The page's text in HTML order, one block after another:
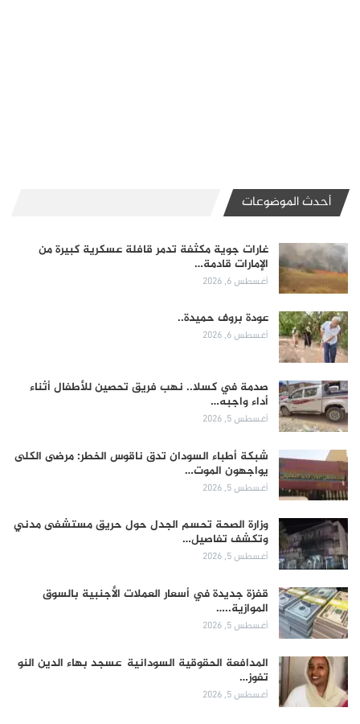
أحدث الموضوعات
غارات جوية مكثفة تدمر قافلة عسكرية كبيرة من
الإمارات قادمة…
أغسطس 6, 2026
عودة بروف حميدة..
أغسطس 6, 2026
صدمة في كسلا.. نهب فريق تحصين للأطفال أثناء
أداء واجبه…
أغسطس 5, 2026
شبكة أطباء السودان تدق ناقوس الخطر: مرضى الكلى
يواجهون الموت…
أغسطس 5, 2026
وزارة الصحة تحسم الجدل حول حريق مستشفى مدني
وتكشف تفاصيل…
أغسطس 5, 2026
قفزة جديدة في أسعار العملات الأجنبية بالسوق
الموازية..…
أغسطس 5, 2026
المدافعة الحقوقية السودانية عسجد بهاء الدين النو
تفوز…
أغسطس 5, 2026